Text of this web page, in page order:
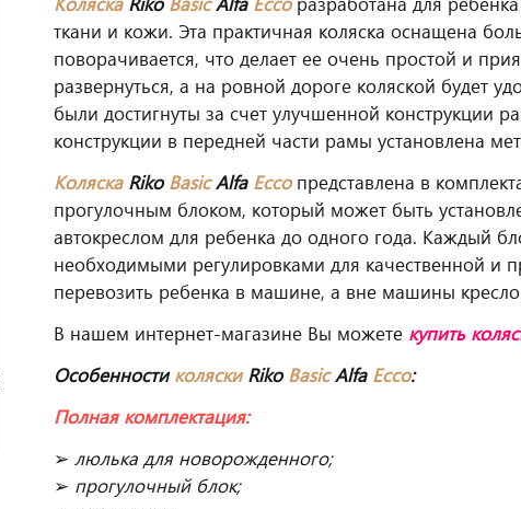
ткани и кожи. Эта практичная коляска оснащена
поворачивается, что делает ее очень простой и
развернуться, а на ровной дороге коляской будет
были достигнуты за счет улучшенной
конструкции в передней части рамы установлена
КоляскаRiko BasicAlfa Ecco представлена в
прогулочным блоком, который может быть
автокреслом для ребенка до одного года. Каждый
необходимыми регулировками для качественной и
перевозить ребенка в машине, а вне машины
В нашем интернет-магазине Вы можете купить
ОсобенностиколяскиRiko BasicAlfa Ecco:
Полная комплектация:
➢ люлька для новорожденного;
➢ прогулочный блок;